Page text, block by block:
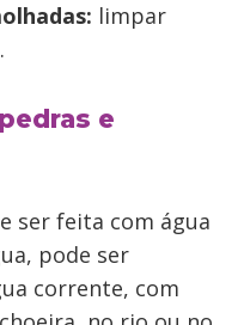
limpar
e
ser feita com água
pode ser
corrente, com